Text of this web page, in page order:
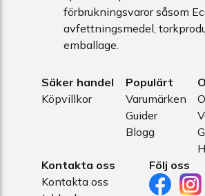
förbrukningsvaror såsom
avfettningsmedel,
emballage.
Säker handel
Köpvillkor
Populärt
Varumärken
Guider
Blogg
Kontakta oss
Kontakta oss
Följ oss